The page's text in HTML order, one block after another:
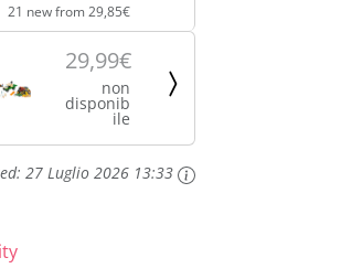
21 new from 29,85€
29,99€
non
disponib
ile
27 Luglio 2026 13:33